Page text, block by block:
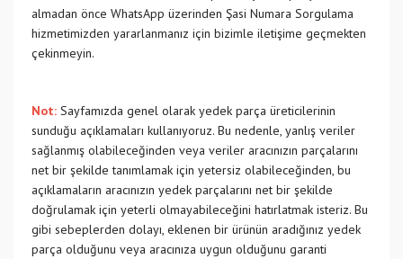
almadan önce WhatsApp üzerinden Şasi Numara Sorgulama
hizmetimizden yararlanmanız için bizimle iletişime geçmekten
çekinmeyin.
Not: Sayfamızda genel olarak yedek parça üreticilerinin
sunduğu açıklamaları kullanıyoruz. Bu nedenle, yanlış veriler
sağlanmış olabileceğinden veya veriler aracınızın parçalarını
net bir şekilde tanımlamak için yetersiz olabileceğinden, bu
açıklamaların aracınızın yedek parçalarını net bir şekilde
doğrulamak için yeterli olmayabileceğini hatırlatmak isteriz. Bu
gibi sebeplerden dolayı, eklenen bir ürünün aradığınız yedek
parça olduğunu veya aracınıza uygun olduğunu garanti